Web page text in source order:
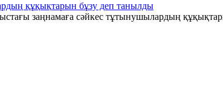
құқықтарын бұзу деп танылды
заңнамаға сәйкес тұтынушылардың